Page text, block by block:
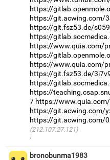
https://
https://git.acwing.com/
https://git.fsz53.de/
https://
https://www.quia.com/
https://
https://www.quia.com/
https://git.fsz53.de/
https://
https://
7 https://
https://git.acwing.com/
https://git.acwing.com/
(212.107.27.121)
·
bronobunma1983